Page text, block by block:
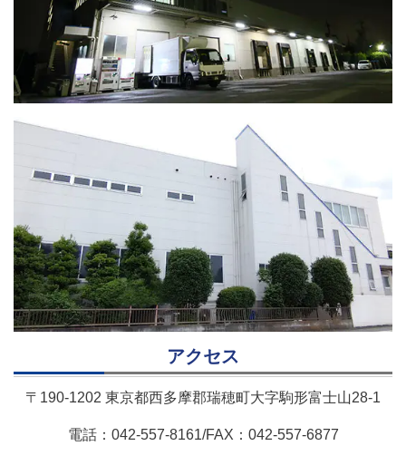
アクセス
〒190-1202 東京都西多摩郡瑞穂町大字駒形富士山28-1
電話：042-557-8161/FAX：042-557-6877